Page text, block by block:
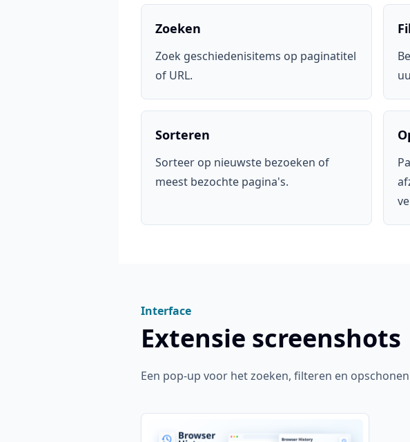
Zoeken
Zoek geschiedenisitems op paginatitel
of URL.
Sorteren
Sorteer op nieuwste bezoeken of
meest bezochte pagina's.
Interface
Extensie screenshots
Een pop-up voor het zoeken, filteren en